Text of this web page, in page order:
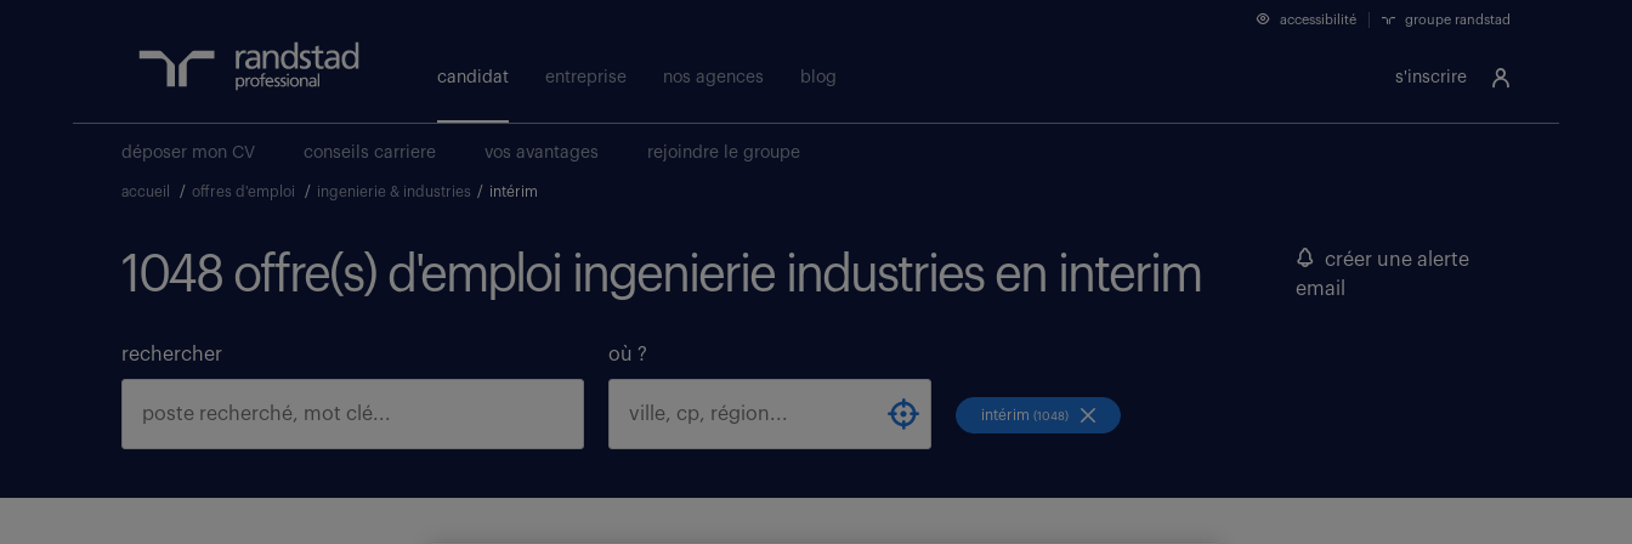
s'inscrire
accessibilité groupe randstad
candidat entreprise nos agences blog
déposer mon CV conseils carriere vos avantages rejoindre le groupe
accueil / offres d'emploi / ingenierie & industries / intérim
1048 offre(s) d'emploi ingenierie industries en interim
créer une alerte
email
rechercher où ?
intérim(1048)